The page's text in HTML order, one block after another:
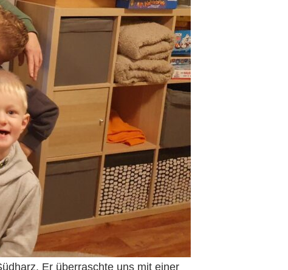
Er überraschte uns mit einer